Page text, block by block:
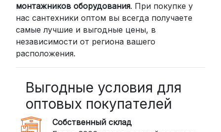
монтажников оборудования. При покупке у
нас сантехники оптом вы всегда получаете
самые лучшие и выгодные цены, в
независимости от региона вашего
расположения.
Выгодные условия для
оптовых покупателей
Собственный склад